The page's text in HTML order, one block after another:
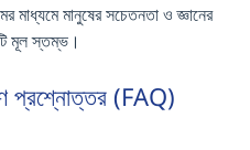
মাধ্যমে মানুষের সচেতনতা ও জ্ঞানের
মূল স্তম্ভ।
প্রশ্নোত্তর (FAQ)